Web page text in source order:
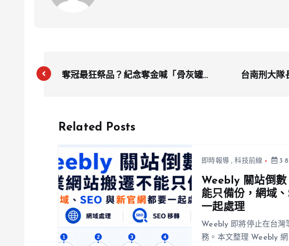
奪冠最狂祭品？紀念奪金喊「骨灰罐5
台南刑大隊
Related Posts
即時報導,科技前線 3
Weebly 關站倒
能只備份，網域
一起處理
Weebly 即將停止在台灣
務。本文整理 Weebly